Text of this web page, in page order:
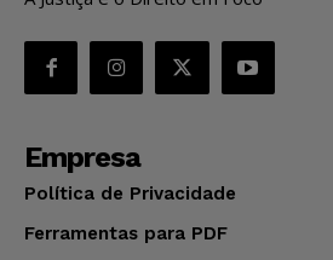
Empresa
Política de Privacidade
Ferramentas para PDF